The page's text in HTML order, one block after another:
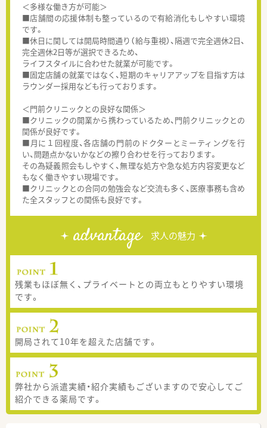
＜多様な働き方が可能＞
■店舗間の応援体制も整っているので有給消化もしやすい環境
です。
■休日に関しては開局時間通り（給与重視）、隔週で完全週休2日、
完全週休2日等が選択できるため、
ライフスタイルに合わせた就業が可能です。
■固定店舗の就業ではなく、短期のキャリアアップを目指す方は
ラウンダー採用なども行っております。
＜門前クリニックとの良好な関係＞
■クリニックの開業から携わっているため、門前クリニックとの
関係が良好です。
■月に１回程度、各店舗の門前のドクターとミーティングを行
い、問題点かないかなどの擦り合わせを行っております。
その為疑義照会もしやすく、無理な処方や急な処方内容変更など
もなく働きやすい現場です。
■クリニックとの合同の勉強会など交流も多く、医療事務も含め
た全スタッフとの関係も良好です。
advantage 求人の魅力
残業もほぼ無く、プライベートとの両立もとりやすい環境
です。
開局されて10年を超えた店舗です。
弊社から派遣実績・紹介実績もございますので安心してご
紹介できる薬局です。